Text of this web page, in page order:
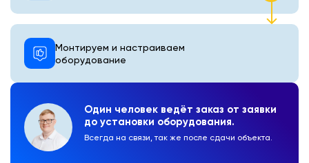
Один человек ведёт заказ от заявки
до установки оборудования.
Всегда на связи, так же после сдачи объекта.
Монтируем и настраиваем
оборудование